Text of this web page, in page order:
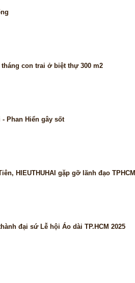
con trai ở biệt thự 300 m2
Phan Hiển gây sốt
HIEUTHUHAI gặp gỡ lãnh đạo TPHCM
đại sứ Lễ hội Áo dài TP.HCM 2025